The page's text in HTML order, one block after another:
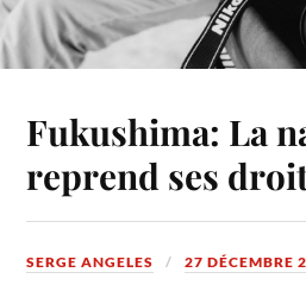
Fukushima: La
reprend ses
SERGE ANGELES 27 DÉCEMBRE